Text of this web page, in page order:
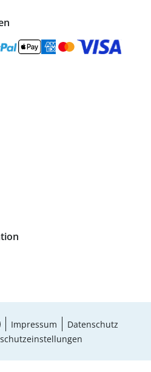
Impressum
Datenschutz